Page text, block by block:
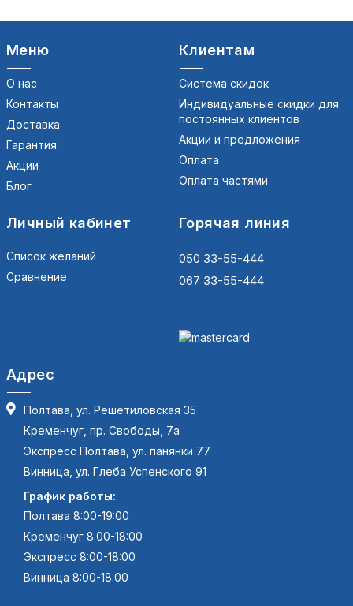
Меню
О нас
Контакты
Доставка
Гарантия
Акции
Блог
Клиентам
Система скидок
Индивидуальные скидки для
постоянных клиентов
Акции и предложения
Оплата
Оплата частями
Личный кабинет
Список желаний
Сравнение
Горячая линия
050 33-55-444
067 33-55-444
Адрес
Полтава, ул. Решетиловская 35
Кременчуг, пр. Свободы, 7а
Экспресс Полтава, ул. панянки 77
Винница, ул. Глеба Успенского 91
График работы:
Полтава 8:00-19:00
Кременчуг 8:00-18:00
Экспресс 8:00-18:00
Винница 8:00-18:00